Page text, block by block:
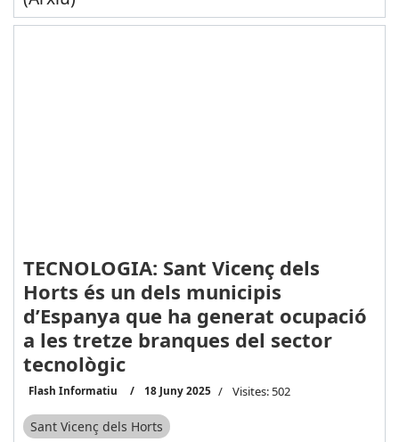
TECNOLOGIA: Sant Vicenç dels
Horts és un dels municipis
d’Espanya que ha generat ocupació
a les tretze branques del sector
tecnològic
Flash Informatiu 18 Juny 2025 Visites: 502
Sant Vicenç dels Horts